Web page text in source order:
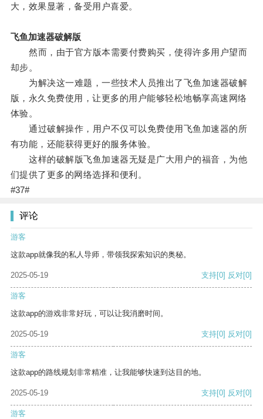
大，效果显著，备受用户喜爱。
飞鱼加速器破解版
然而，由于官方版本需要付费购买，使得许多用户望而
却步。
为解决这一难题，一些技术人员推出了飞鱼加速器破解
版，永久免费使用，让更多的用户能够轻松地畅享高速网络
体验。
通过破解操作，用户不仅可以免费使用飞鱼加速器的所
有功能，还能获得更好的服务体验。
这样的破解版飞鱼加速器无疑是广大用户的福音，为他
们提供了更多的网络选择和便利。
#37#
评论
游客
这款app就像我的私人导师，带领我探索知识的奥秘。
2025-05-19 支持[0] 反对[0]
游客
这款app的游戏非常好玩，可以让我消磨时间。
2025-05-19 支持[0] 反对[0]
游客
这款app的路线规划非常精准，让我能够快速到达目的地。
2025-05-19 支持[0] 反对[0]
游客